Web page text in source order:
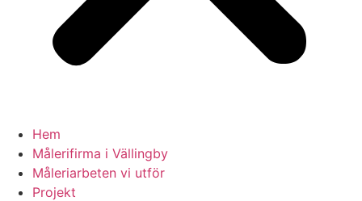
Hem
Målerifirma i Vällingby
Måleriarbeten vi utför
Projekt